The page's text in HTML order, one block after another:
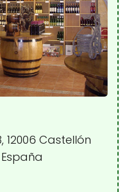
12006 Castellón